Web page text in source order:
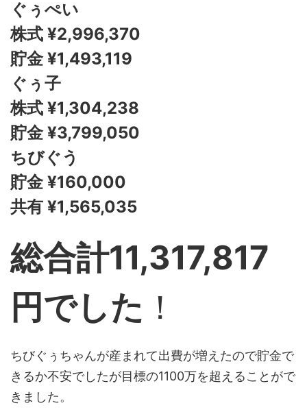
ぐぅぺい
株式 ¥2,996,370
貯金 ¥1,493,119
ぐぅ子
株式 ¥1,304,238
貯金 ¥3,799,050
ちびぐう
貯金 ¥160,000
共有 ¥1,565,035
総合計11,317,817
円でした ！
ちびぐぅちゃんが産まれて出費が増えたので貯金で
きるか不安でしたが目標の1100万を超えることがで
きました。